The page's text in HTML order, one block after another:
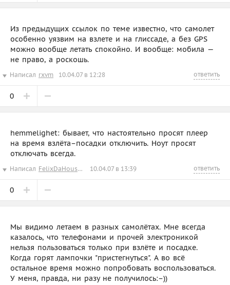
Из предыдущих ссылок по теме известно, что самолет
особенно уязвим на взлете и на глиссаде, а без GPS
можно вообще летать спокойно. И вообще: мобила —
не право, а роскошь.
Написал rxvm 10.04.07 в 12:28 ответить
0
hemmelighet: бывает, что настоятельно просят плеер
на время взлёта–посадки отключить. Ноут просят
отключать всегда.
Написал FelixDaHousecat 10.04.07 в 13:39 ответить
0
Мы видимо летаем в разных самолётах. Мне всегда
казалось, что телефонами и прочей электроникой
нельзя пользоваться только при взлёте и посадке.
Когда горят лампочки "пристегнуться". А во всё
остальное время можно попробовать воспользоваться.
У меня, правда, ни разу не получилось:–))